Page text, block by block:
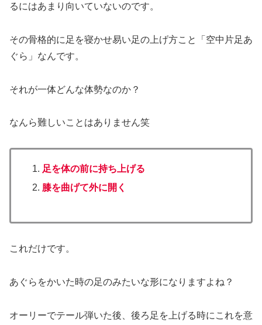
るにはあまり向いていないのです。
その骨格的に足を寝かせ易い足の上げ方こと「空中片足あ
ぐら」なんです。
それが一体どんな体勢なのか？
なんら難しいことはありません笑
足を体の前に持ち上げる
膝を曲げて外に開く
これだけです。
あぐらをかいた時の足のみたいな形になりますよね？
オーリーでテール弾いた後、後ろ足を上げる時にこれを意